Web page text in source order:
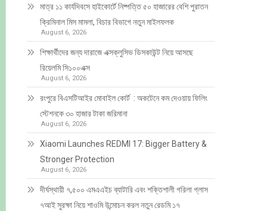
মাত্র ১১ কার্যদিবসে হাইকোর্টে নিষ্পত্তি ৫০ হাজারের বেশি পুরাতন
ক্রিমিনাল মিস মামলা, বিচার বিভাগে নতুন মাইলফলক
August 6, 2026
শিক্ষার্থীদের জন্য দারাজে এক্সক্লুসিভ ডিসকাউন্ট নিয়ে আসছে
রিয়েলমি সি১০০এক্স
August 6, 2026
রংপুরে বিএসটিআইর মোবাইল কোর্ট : অকটেনে কম দেওয়ায় ফিলিং
স্টেশনকে ৩০ হাজার টাকা জরিমানা
August 6, 2026
Xiaomi Launches REDMI 17: Bigger Battery &
Stronger Protection
August 6, 2026
দীর্ঘস্থায়ী ৭,৫০০ এমএএইচ ব্যাটারি এবং শক্তিশালী গরিলা গ্লাস
৭আই সুরক্ষা নিয়ে শাওমি উন্মোচন করল নতুন রেডমি ১৭